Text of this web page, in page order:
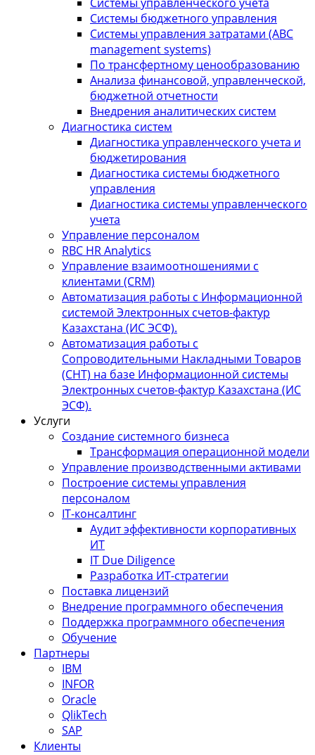
Системы бюджетного управления
Системы управления затратами (АBC
management systems)
По трансфертному ценообразованию
Анализа финансовой, управленческой,
бюджетной отчетности
Внедрения аналитических систем
Диагностика систем
Диагностика управленческого учета и
бюджетирования
Диагностика системы бюджетного
управления
Диагностика системы управленческого
учета
Управление персоналом
RBC HR Аnalytics
Управление взаимоотношениями с
клиентами (СRM)
Автоматизация работы с Информационной
системой Электронных счетов-фактур
Казахстана (ИС ЭСФ).
Автоматизация работы с
Сопроводительными Накладными Товаров
(СНТ) на базе Информационной системы
Электронных счетов-фактур Казахстана (ИС
ЭСФ).
Услуги
Создание системного бизнеса
Трансформация операционной модели
Управление производственными активами
Построение системы управления
персоналом
IT-консалтинг
Аудит эффективности корпоративных
ИТ
IT Due Diligence
Разработка ИТ-стратегии
Поставка лицензий
Внедрение программного обеспечения
Поддержка программного обеспечения
Обучение
Партнеры
IBM
INFOR
Oracle
QlikTech
SAP
Клиенты